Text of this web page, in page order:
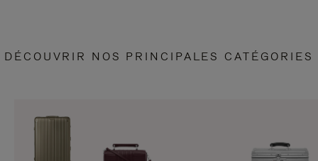
DÉCOUVRIR NOS PRINCIPALES CATÉGORIES